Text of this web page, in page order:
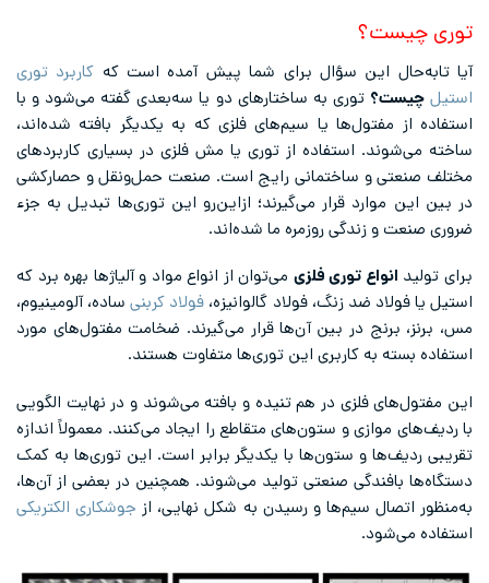
توری چیست؟
آیا تابه‌حال این سؤال برای شما پیش آمده است که کاربرد توری
استیل چیست؟ توری به ساختارهای دو یا سه‌بعدی گفته می‌شود و با
استفاده از مفتول‌ها یا سیم‌های فلزی که به یکدیگر بافته شده‌اند،
ساخته می‌شوند. استفاده از توری یا مش فلزی در بسیاری کاربردهای
مختلف صنعتی و ساختمانی رایج است. صنعت حمل‌ونقل و حصارکشی
در بین این موارد قرار می‌گیرند؛ ازاین‌رو این توری‌ها تبدیل به جزء
ضروری صنعت و زندگی روزمره ما شده‌اند.
برای تولید انواع توری فلزی می‌توان از انواع مواد و آلیاژها بهره برد که
استیل یا فولاد ضد زنگ، فولاد گالوانیزه، فولاد کربنیساده، آلومینیوم،
مس، برنز، برنج در بین آن‌ها قرار می‌گیرند. ضخامت مفتول‌های مورد
استفاده بسته به کاربری این توری‌ها متفاوت هستند.
این مفتول‌های فلزی در هم تنیده و بافته می‌شوند و در نهایت الگویی
با ردیف‌های موازی و ستون‌های متقاطع را ایجاد می‌کنند. معمولاً اندازه
تقریبی ردیف‌ها و ستون‌ها با یکدیگر برابر است. این توری‌ها به کمک
دستگاه‌ها بافندگی صنعتی تولید می‌شوند. همچنین در بعضی از آن‌ها،
به‌منظور اتصال سیم‌ها و رسیدن به شکل نهایی، از جوشکاری الکتریکی
استفاده می‌شود.